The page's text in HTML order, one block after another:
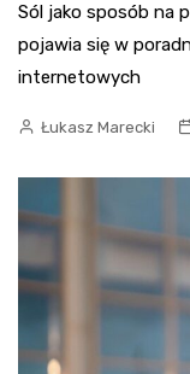
Sól jako sposób na
pojawia się w
internetowych
Łukasz Marecki